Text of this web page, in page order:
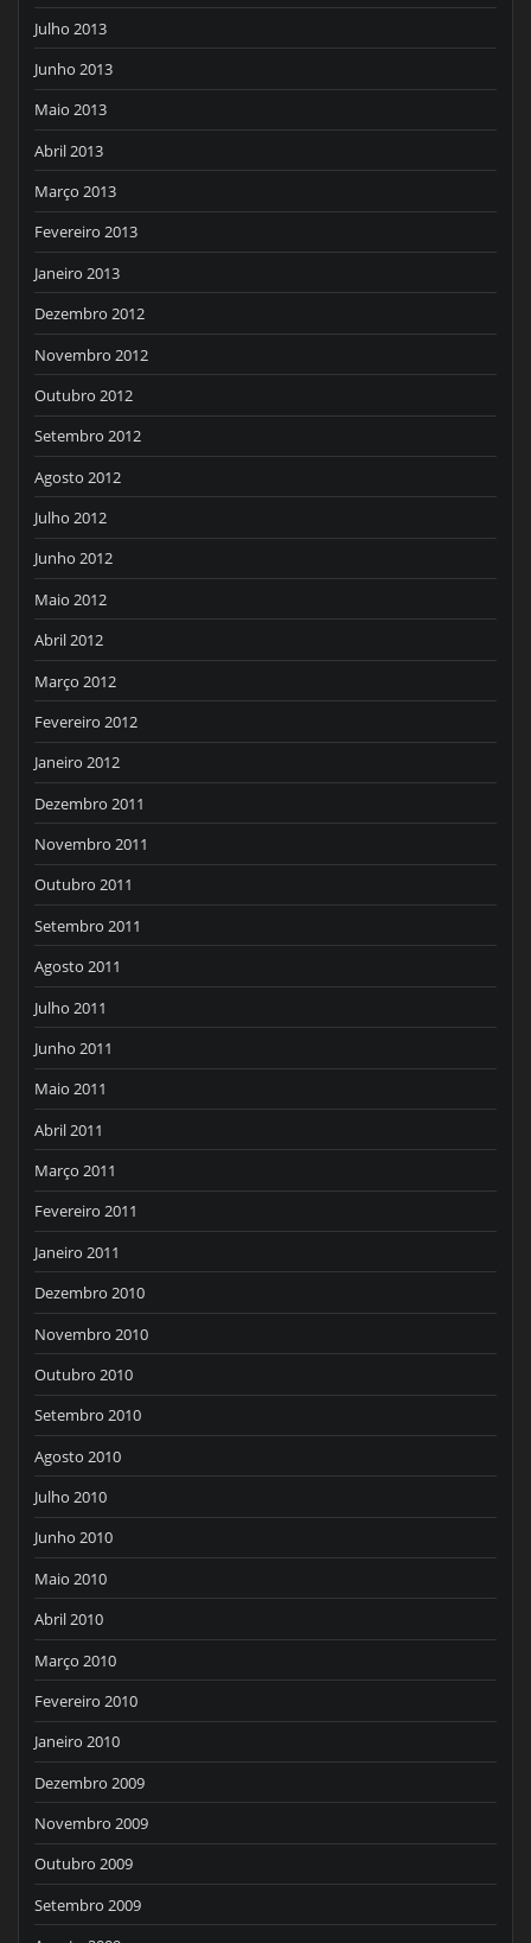
Julho 2013
Junho 2013
Maio 2013
Abril 2013
Março 2013
Fevereiro 2013
Janeiro 2013
Dezembro 2012
Novembro 2012
Outubro 2012
Setembro 2012
Agosto 2012
Julho 2012
Junho 2012
Maio 2012
Abril 2012
Março 2012
Fevereiro 2012
Janeiro 2012
Dezembro 2011
Novembro 2011
Outubro 2011
Setembro 2011
Agosto 2011
Julho 2011
Junho 2011
Maio 2011
Abril 2011
Março 2011
Fevereiro 2011
Janeiro 2011
Dezembro 2010
Novembro 2010
Outubro 2010
Setembro 2010
Agosto 2010
Julho 2010
Junho 2010
Maio 2010
Abril 2010
Março 2010
Fevereiro 2010
Janeiro 2010
Dezembro 2009
Novembro 2009
Outubro 2009
Setembro 2009